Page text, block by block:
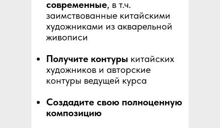
современные, в т.ч.
заимствованные китайскими
художниками из акварельной
живописи
Получите контуры китайских
художников и авторские
контуры ведущей курса
Создадите свою полноценную
композицию